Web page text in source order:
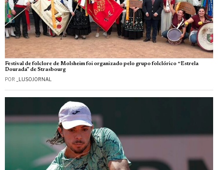
Festival de folclore de Molsheim foi organizado pelo grupo folclórico “Estrela
Dourada” de Strasbourg
POR _LUSOJORNAL